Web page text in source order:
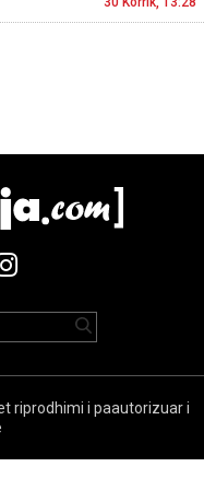
riprodhimi i paautorizuar i